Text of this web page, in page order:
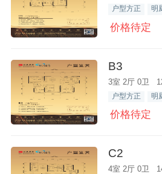
户型方正 明
价格待定
B3
3室 2厅 0卫
户型方正 明
价格待定
C2
4室 2厅 0卫